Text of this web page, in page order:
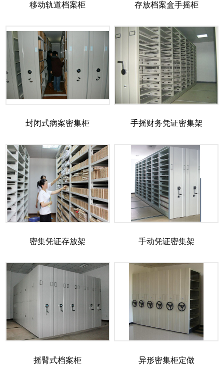
移动轨道档案柜 存放档案盒手摇柜
封闭式病案密集柜 手摇财务凭证密集架
密集凭证存放架 手动凭证密集架
摇臂式档案柜 异形密集柜定做